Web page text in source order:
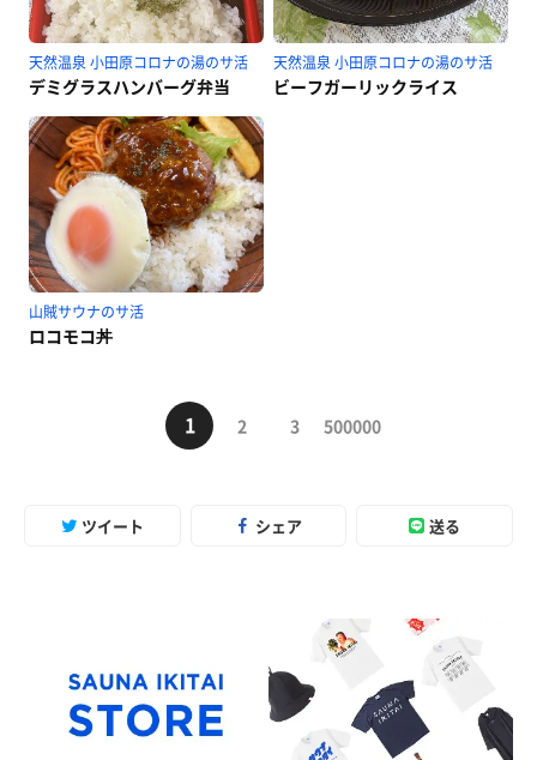
天然温泉 小田原コロナの湯のサ活
デミグラスハンバーグ弁当
天然温泉 小田原コロナの湯のサ活
ビーフガーリックライス
山賊サウナのサ活
ロコモコ丼
1 2 3 500000
ツイート シェア 送る